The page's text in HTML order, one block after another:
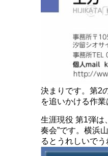
決まりです。第2
を追いかける作業
生涯現役 第1弾は、
奏会”です。横浜
るとうれしいでう